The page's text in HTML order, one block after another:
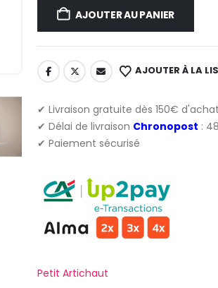
AJOUTER AU PANIER
AJOUTER À LA
✔ Livraison gratuite dès 150€ d'achat
✔ Délai de livraison Chronopost :
✔ Paiement sécurisé
Petit Artichaut